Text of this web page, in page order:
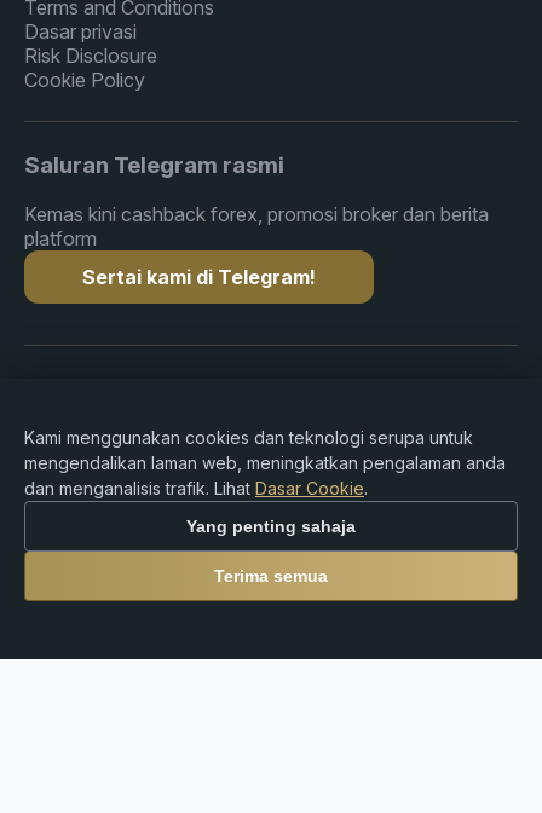
Terms and Conditions
Dasar privasi
Risk Disclosure
Cookie Policy
Saluran Telegram rasmi
Kemas kini cashback forex, promosi broker dan berita
platform
Sertai kami di Telegram!
Amaran Risiko: Dagangan Forex, CFD, mata wang kripto
dan produk berleveraj melibatkan risiko kerugian yang
besar dan mungkin tidak sesuai untuk semua pelabur.
Premium Rebate Group ialah platform rebat dan rujukan
Kami menggunakan cookies dan teknologi serupa untuk
mengendalikan laman web, meningkatkan pengalaman anda
dan menganalisis trafik. Lihat Dasar Cookie.
Yang penting sahaja
Terima semua